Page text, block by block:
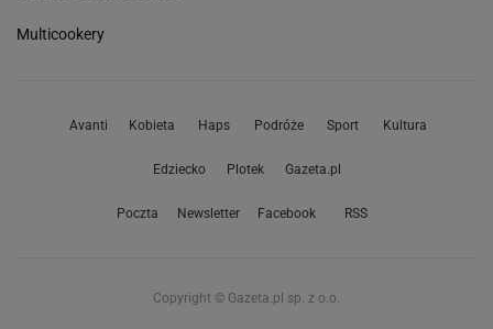
Multicookery
Avanti Kobieta Haps Podróże Sport Kultura
Edziecko Plotek Gazeta.pl
Poczta Newsletter Facebook RSS
Copyright © Gazeta.pl sp. z o.o.